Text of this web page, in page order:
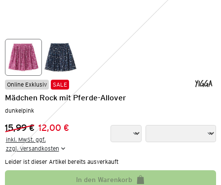
Online Exklusiv SALE
Mädchen Rock mit Pferde-Allover
dunkelpink
Vorheriger Preis:
15,99 €
Neuer Preis:
12,00 €
inkl. MwSt. ggf.
zzgl. Versandkosten
Leider ist dieser Artikel bereits ausverkauft
In den Warenkorb